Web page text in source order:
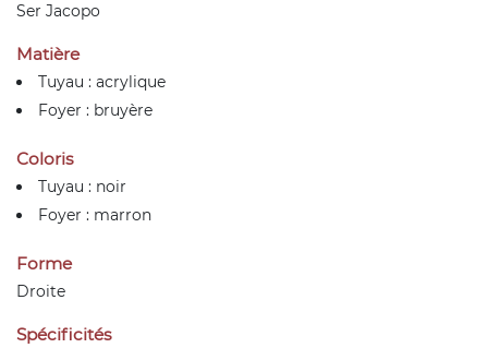
Ser Jacopo
Matière
Tuyau : acrylique
Foyer : bruyère
Coloris
Tuyau : noir
Foyer : marron
Forme
Droite
Spécificités